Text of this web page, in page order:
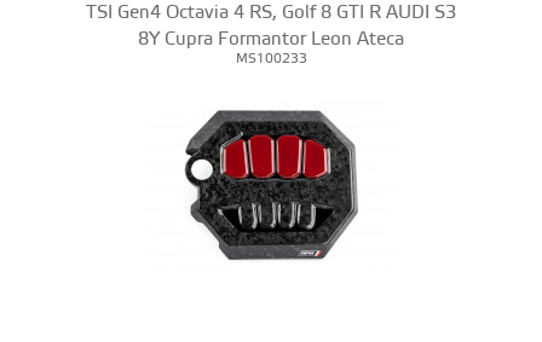
TSI Gen4 Octavia 4 RS, Golf 8 GTI R AUDI S3
8Y Cupra Formantor Leon Ateca
MS100233